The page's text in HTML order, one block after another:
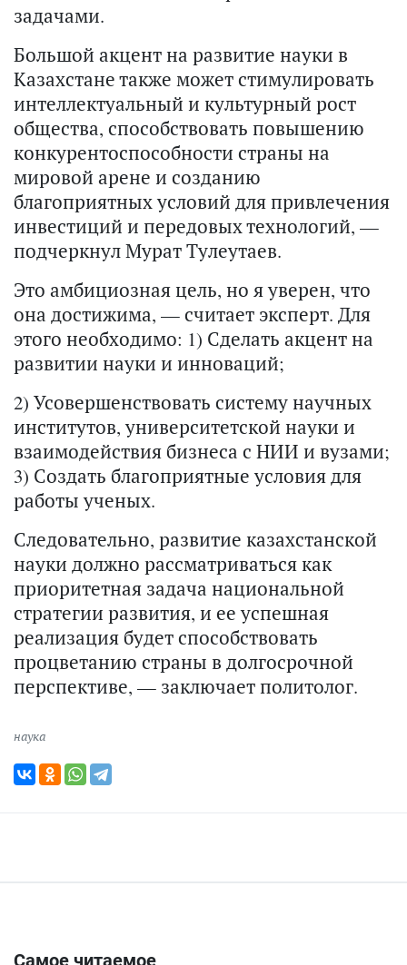
задачами.
Большой акцент на развитие науки в
Казахстане также может стимулировать
интеллектуальный и культурный рост
общества, способствовать повышению
конкурентоспособности страны на
мировой арене и созданию
благоприятных условий для привлечения
инвестиций и передовых технологий, —
подчеркнул Мурат Тулеутаев.
Это амбициозная цель, но я уверен, что
она достижима, — считает эксперт. Для
этого необходимо: 1) Сделать акцент на
развитии науки и инноваций;
2) Усовершенствовать систему научных
институтов, университетской науки и
взаимодействия бизнеса с НИИ и вузами;
3) Создать благоприятные условия для
работы ученых.
Следовательно, развитие казахстанской
науки должно рассматриваться как
приоритетная задача национальной
стратегии развития, и ее успешная
реализация будет способствовать
процветанию страны в долгосрочной
перспективе, — заключает политолог.
наука
Самое читаемое